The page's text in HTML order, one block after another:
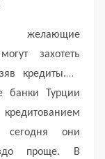
желающие
захотеть
сделать свои инвестиции, взяв кредиты.
банки Турции
сегодня они
проще.
В